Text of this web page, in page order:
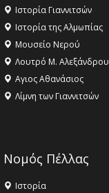
Ιστορία Γιαννιτσών
Ιστορία της Αλμωπίας
Μουσείο Νερού
Λουτρό Μ. Αλεξάνδρου
Αγιος Αθανάσιος
Λίμνη των Γιαννιτσών
Νομός Πέλλας
Ιστορία